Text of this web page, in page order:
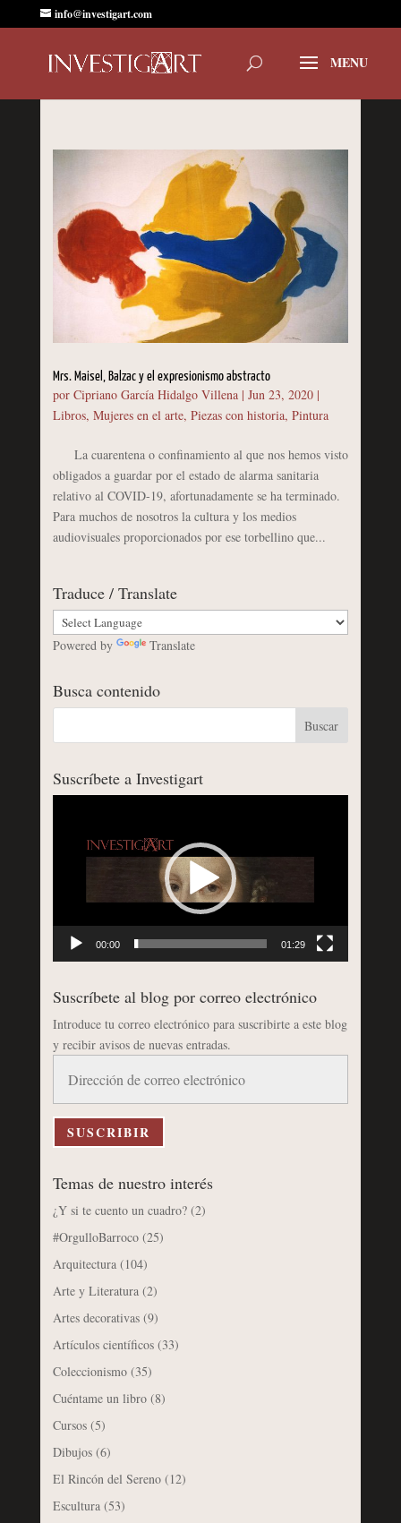
info@investigart.com
Mrs. Maisel, Balzac y el expresionismo abstracto
por Cipriano García Hidalgo Villena| Jun 23, 2020|
Libros, Mujeres en el arte, Piezas con historia, Pintura
La cuarentena o confinamiento al que nos hemos visto
obligados a guardar por el estado de alarma sanitaria
relativo al COVID-19, afortunadamente se ha terminado.
Para muchos de nosotros la cultura y los medios
audiovisuales proporcionados por ese torbellino que...
Traduce / Translate
Powered by Translate
Busca contenido
Suscríbete a Investigart
00:00 01:29
Suscríbete al blog por correo electrónico
Introduce tu correo electrónico para suscribirte a este blog
y recibir avisos de nuevas entradas.
correo
electrónico
SUSCRIBIR
Temas de nuestro interés
¿Y si te cuento un cuadro?(2)
#OrgulloBarroco(25)
Arquitectura(104)
Arte y Literatura(2)
Artes decorativas(9)
Artículos científicos(33)
Coleccionismo(35)
Cuéntame un libro(8)
Cursos(5)
Dibujos(6)
El Rincón del Sereno(12)
Escultura(53)